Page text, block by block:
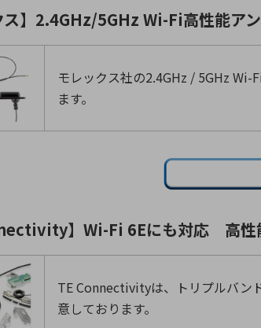
ス】2.4GHz/5GHz Wi-Fi高性能ア
モレックス社の2.4GHz / 5GHz Wi-
ます。
】Wi-Fi 6Eにも対応 高性
TE Connectivityは、トリプルバン
意しております。